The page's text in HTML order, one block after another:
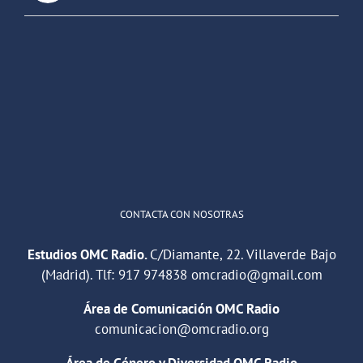
CONTACTA CON NOSOTRAS
Estudios OMC Radio.C/Diamante, 22. Villaverde Bajo
(Madrid). Tlf: 917 974838 omcradio@gmail.com
Área de Comunicación OMC Radio
comunicacion@omcradio.org